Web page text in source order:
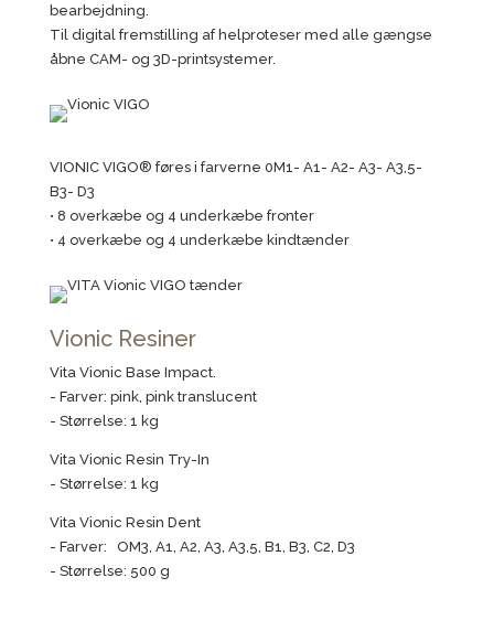
bearbejdning.
Til digital fremstilling af helproteser med alle gængse
åbne CAM- og 3D-printsystemer.
VIONIC VIGO® føres i farverne 0M1- A1- A2- A3- A3,5-
B3- D3
• 8 overkæbe og 4 underkæbe fronter
• 4 overkæbe og 4 underkæbe kindtænder
Vionic Resiner
Vita Vionic Base Impact.
- Farver: pink, pink translucent
- Størrelse: 1 kg
Vita Vionic Resin Try-In
- Størrelse: 1 kg
Vita Vionic Resin Dent
- Farver: OM3, A1, A2, A3, A3,5, B1, B3, C2, D3
- Størrelse: 500 g